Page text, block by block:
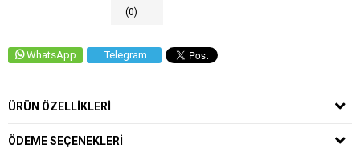
(0)
WhatsApp Telegram
ÜRÜN ÖZELLIKLERI
ÖDEME SEÇENEKLERI